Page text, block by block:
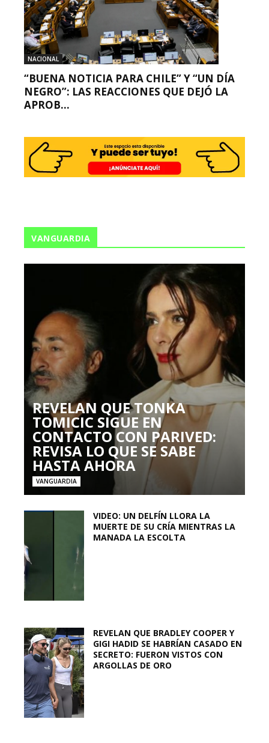
NACIONAL
“BUENA NOTICIA PARA CHILE” Y “UN DÍA
NEGRO”: LAS REACCIONES QUE DEJÓ LA
APROB...
VANGUARDIA
REVELAN QUE TONKA
TOMICIC SIGUE EN
CONTACTO CON PARIVED:
REVISA LO QUE SE SABE
HASTA AHORA
VANGUARDIA
VIDEO: UN DELFÍN LLORA LA
MUERTE DE SU CRÍA MIENTRAS LA
MANADA LA ESCOLTA
REVELAN QUE BRADLEY COOPER Y
GIGI HADID SE HABRÍAN CASADO EN
SECRETO: FUERON VISTOS CON
ARGOLLAS DE ORO